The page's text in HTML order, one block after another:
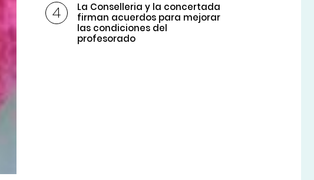
La Conselleria y la concertada
firman acuerdos para mejorar
las condiciones del
profesorado